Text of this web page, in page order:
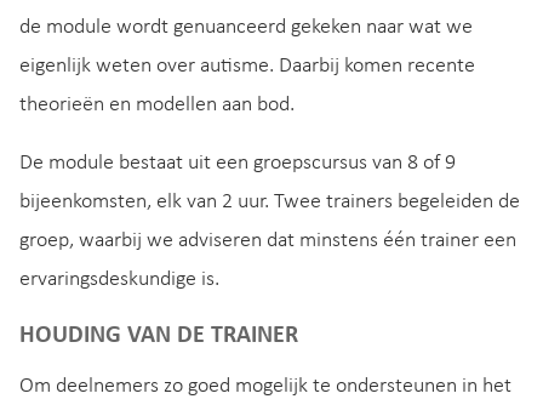
de module wordt genuanceerd gekeken naar wat we
eigenlijk weten over autisme. Daarbij komen recente
theorieën en modellen aan bod.
De module bestaat uit een groepscursus van 8 of 9
bijeenkomsten, elk van 2 uur. Twee trainers begeleiden de
groep, waarbij we adviseren dat minstens één trainer een
ervaringsdeskundige is.
HOUDING VAN DE TRAINER
Om deelnemers zo goed mogelijk te ondersteunen in het